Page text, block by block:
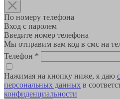
По номеру телефона
Вход с паролем
Введите номер телефона
Мы отправим вам код в смс на
Телефон *
Нажимая на кнопку ниже, я даю
персональных данных в
конфиденциальности